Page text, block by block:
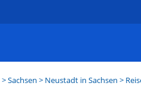
>Sachsen > Neustadt in Sachsen >